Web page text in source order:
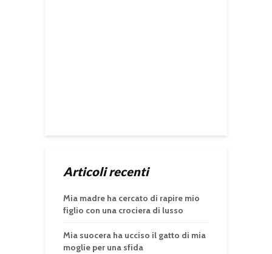
Articoli recenti
Mia madre ha cercato di rapire mio
figlio con una crociera di lusso
Mia suocera ha ucciso il gatto di mia
moglie per una sfida